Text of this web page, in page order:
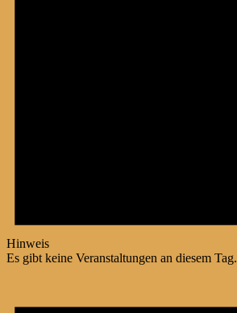
Hinweis
Es gibt keine Veranstaltungen an diesem Tag.